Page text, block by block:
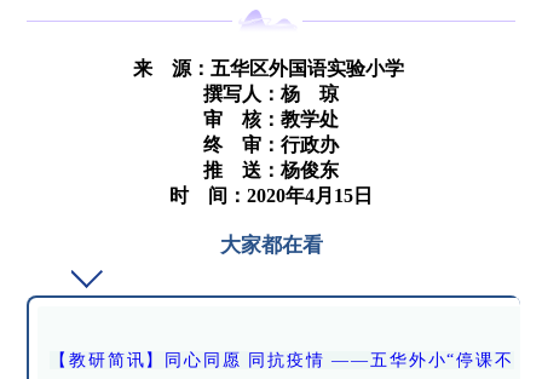
来 源： 五华区外国语实验小学
撰写人：杨 琼
审 核：教学处
终 审：行政办
推 送：杨俊东
时 间：2020年4月15日
大家都在看
【教研简讯】同心同愿 同抗疫情 ——五华外小“停课不